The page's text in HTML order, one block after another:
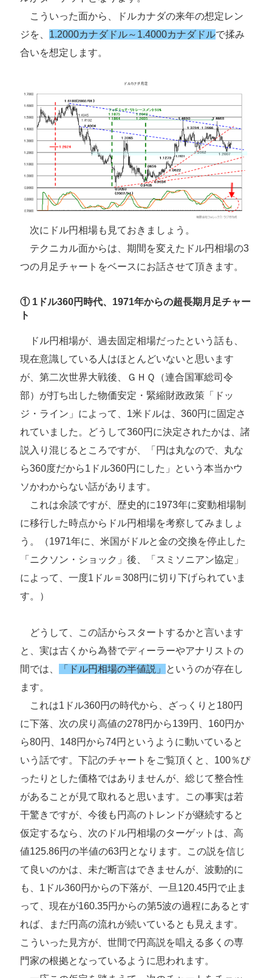
こういった面から、ドルカナダの来年の想定レン
ジを、 1.2000カナダドル～1.4000カナダドルで揉み
合いを想定します。
次にドル円相場も見ておきましょう。
テクニカル面からは、期間を変えたドル円相場の3
つの月足チャートをベースにお話させて頂きます。
① 1ドル360円時代、1971年からの超長期月足チャー
ト
ドル円相場が、過去固定相場だったという話も、
現在意識している人はほとんどいないと思います
が、第二次世界大戦後、ＧＨＱ（連合国軍総司令
部）が打ち出した物価安定・緊縮財政政策「ドッ
ジ・ライン」によって、1米ドルは、360円に固定さ
れていました。どうして360円に決定されたかは、諸
説入り混じるところですが、「円は丸なので、丸な
ら360度だから1ドル360円にした」という本当かウ
ソかわからない話があります。
これは余談ですが、歴史的に1973年に変動相場制
に移行した時点からドル円相場を考察してみましょ
う。（1971年に、米国がドルと金の交換を停止した
「ニクソン・ショック」後、「スミソニアン協定」
によって、一度1ドル＝308円に切り下げられていま
す。）
どうして、この話からスタートするかと言います
と、実は古くから為替でディーラーやアナリストの
間では、
「ドル円相場の半値説」
というのが存在し
ます。
これは1ドル360円の時代から、ざっくりと180円
に下落、次の戻り高値の278円から139円、160円か
ら80円、148円から74円というように動いていると
いう話です。下記のチャートをご覧頂くと、100％ぴ
ったりとした価格ではありませんが、総じて整合性
があることが見て取れると思います。この事実は若
干驚きですが、今後も円高のトレンドが継続すると
仮定するなら、次のドル円相場のターゲットは、高
値125.86円の半値の63円となります。この説を信じ
て良いのかは、未だ断言はできませんが、波動的に
も、1ドル360円からの下落が、一旦120.45円で止ま
って、現在が160.35円からの第5波の過程にあるとす
れば、まだ円高の流れが続いているとも見えます。
こういった見方が、世間で円高説を唱える多くの専
門家の根拠となっているように思われます。